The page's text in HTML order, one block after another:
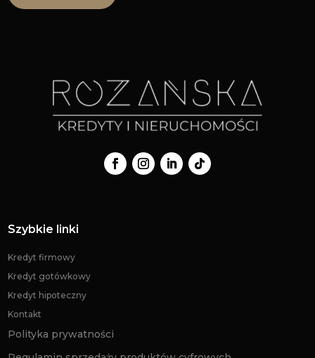
Szybkie linki
Kredyt firmowy
Kredyt gotówkowy
Kredyt hipoteczny
Kontakt
Polityka prywatności